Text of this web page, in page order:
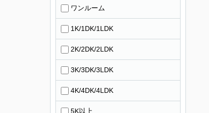
ワンルーム
1K/1DK/1LDK
2K/2DK/2LDK
3K/3DK/3LDK
4K/4DK/4LDK
5K以上